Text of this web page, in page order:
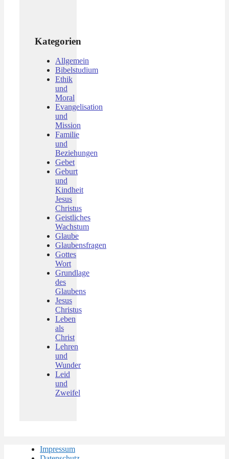
Kategorien
Allgemein
Bibelstudium
Ethik
und
Moral
Evangelisation
und
Mission
Familie
und
Beziehungen
Gebet
Geburt
und
Kindheit
Jesus
Christus
Geistliches
Wachstum
Glaube
Glaubensfragen
Gottes
Wort
Grundlage
des
Glaubens
Jesus
Christus
Leben
als
Christ
Lehren
und
Wunder
Leid
und
Zweifel
Impressum